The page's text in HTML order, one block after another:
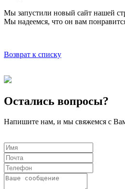
Мы запустили новый сайт нашей
Мы надеемся, что он вам
Возврат к списку
Остались вопросы?
Напишите нам, и мы свяжемся с